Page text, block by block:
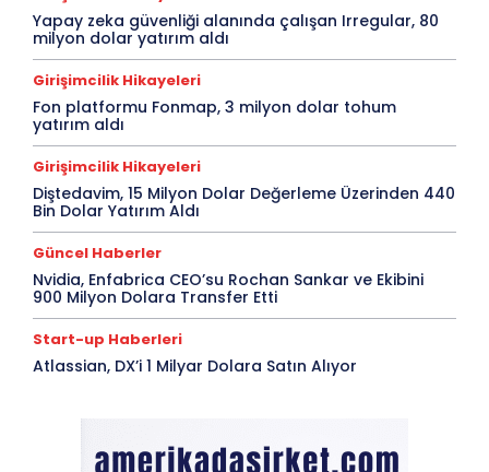
Yapay zeka güvenliği alanında çalışan Irregular, 80
milyon dolar yatırım aldı
Girişimcilik Hikayeleri
Fon platformu Fonmap, 3 milyon dolar tohum
yatırım aldı
Girişimcilik Hikayeleri
Diştedavim, 15 Milyon Dolar Değerleme Üzerinden 440
Bin Dolar Yatırım Aldı
Güncel Haberler
Nvidia, Enfabrica CEO’su Rochan Sankar ve Ekibini
900 Milyon Dolara Transfer Etti
Start-up Haberleri
Atlassian, DX’i 1 Milyar Dolara Satın Alıyor